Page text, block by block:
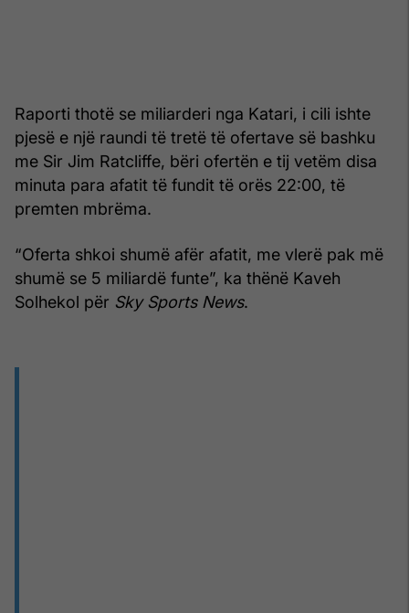
Raporti thotë se miliarderi nga Katari, i cili ishte
pjesë e një raundi të tretë të ofertave së bashku
me Sir Jim Ratcliffe, bëri ofertën e tij vetëm disa
minuta para afatit të fundit të orës 22:00, të
premten mbrëma.
“Oferta shkoi shumë afër afatit, me vlerë pak më
shumë se 5 miliardë funte”, ka thënë Kaveh
Solhekol për Sky Sports News.